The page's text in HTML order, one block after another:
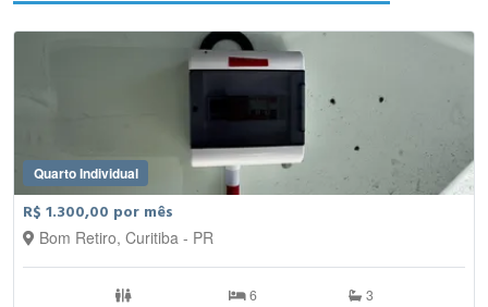
Quarto Individual
R$ 1.300,00 por mês
Bom Retiro, Curitiba - PR
6 3